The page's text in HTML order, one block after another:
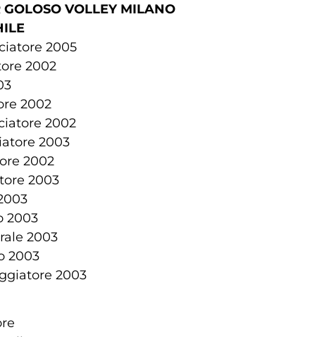
VOLLEY MILANO
2005
2002
2002
2002
2003
2002
2003
2003
2003
2003
2003